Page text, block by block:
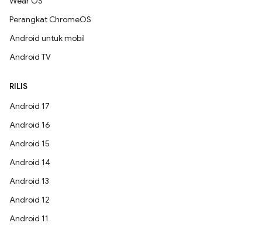
Perangkat ChromeOS
Android untuk mobil
Android TV
RILIS
Android 17
Android 16
Android 15
Android 14
Android 13
Android 12
Android 11